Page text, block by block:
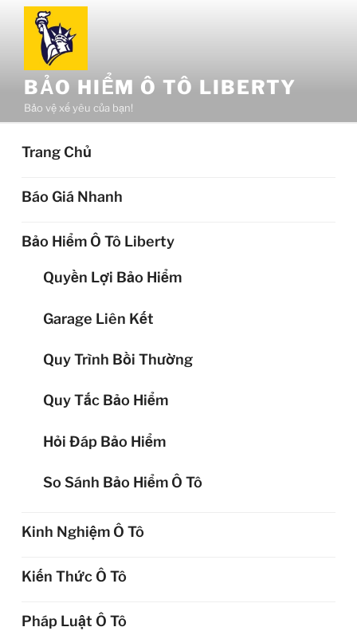
Chuyển
BẢO HIỂM Ô TÔ LIBERTY
Bảo vệ xế yêu của bạn!
Trang Chủ
Báo Giá Nhanh
Bảo Hiểm Ô Tô Liberty
Quyền Lợi Bảo Hiểm
Garage Liên Kết
Quy Trình Bồi Thường
Quy Tắc Bảo Hiểm
Hỏi Đáp Bảo Hiểm
So Sánh Bảo Hiểm Ô Tô
Kinh Nghiệm Ô Tô
Kiến Thức Ô Tô
Pháp Luật Ô Tô